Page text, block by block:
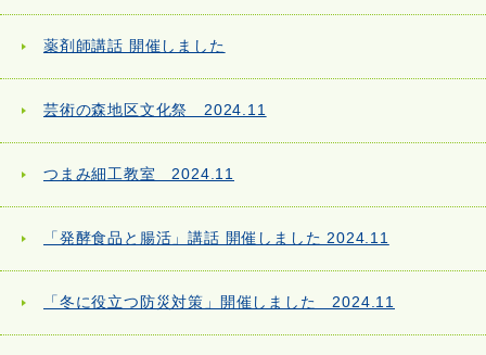
薬剤師講話 開催しました
芸術の森地区文化祭 2024.11
つまみ細工教室 2024.11
「発酵食品と腸活」講話 開催しました 2024.11
「冬に役立つ防災対策」開催しました 2024.11